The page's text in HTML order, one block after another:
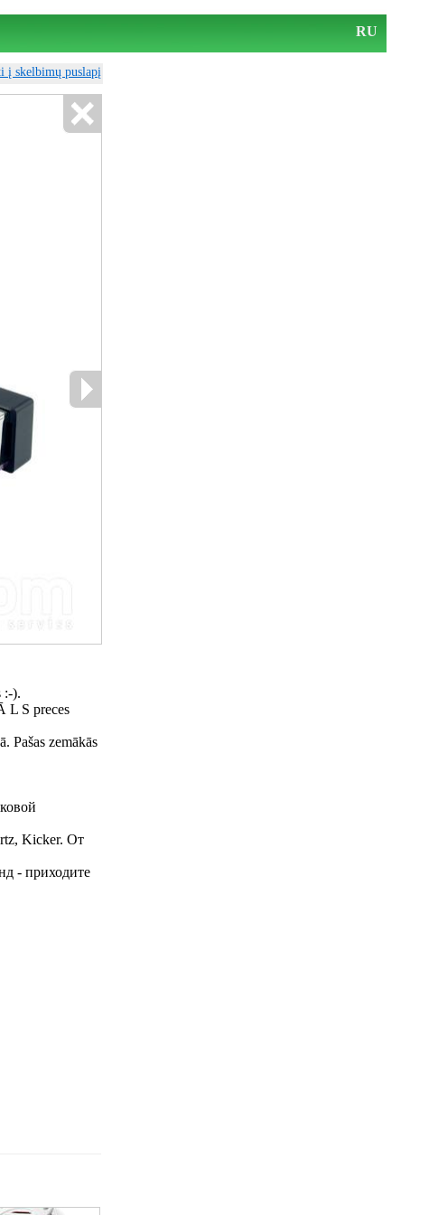
RU
į skelbimų puslapį
:-).
L S preces
Pašas zemākās
Kicker. От
- приходите